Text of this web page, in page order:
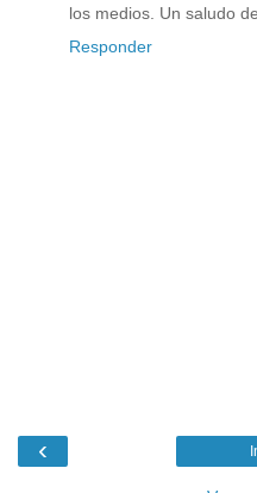
los medios. Un saludo
Responder
‹